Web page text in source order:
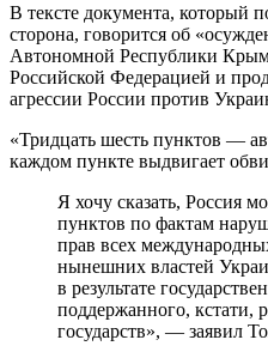
В тексте документа, который
сторона, говорится об
Автономной Республики Крым
Российской Федерацией и
агрессии России против
«Тридцать шесть пунктов —
каждом пункте выдвигает
Я хочу сказать, Россия
пунктов по фактам
прав всех
нынешних властей
в результате
поддержанного, кстати,
государств», — заявил